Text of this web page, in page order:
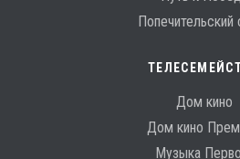
Попечительский
Дом кино
Дом кино
Музыка